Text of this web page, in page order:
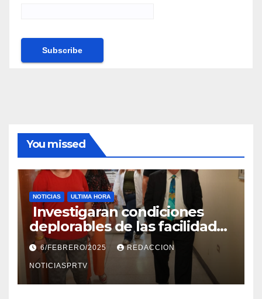
You missed
NOTICIAS ULTIMA HORA
Investigaran condiciones
deplorables de las facilidades
el Departamento de la Salud
en Mayagüez
6/FEBRERO/2025 REDACCION
NOTICIASPRTV